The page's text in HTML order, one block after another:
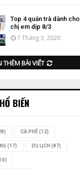
Top 4 quán trà dành cho
chị em dịp 8/3
7 Tháng 3, 2020
THÊM BÀI VIẾT
BIẾN
CÀ PHÊ(12)
(17) DU LỊCH (87)